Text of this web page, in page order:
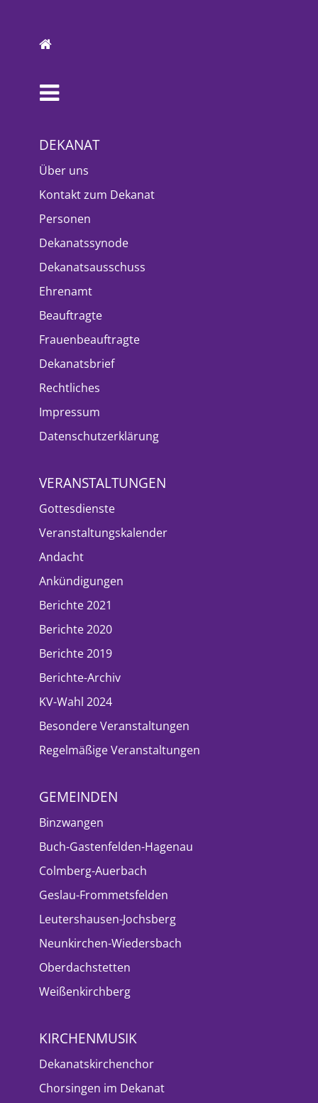
DEKANAT
Über uns
Kontakt zum Dekanat
Personen
Dekanatssynode
Dekanatsausschuss
Ehrenamt
Beauftragte
Frauenbeauftragte
Dekanatsbrief
Rechtliches
Impressum
Datenschutzerklärung
VERANSTALTUNGEN
Gottesdienste
Veranstaltungskalender
Andacht
Ankündigungen
Berichte 2021
Berichte 2020
Berichte 2019
Berichte-Archiv
KV-Wahl 2024
Besondere Veranstaltungen
Regelmäßige Veranstaltungen
GEMEINDEN
Binzwangen
Buch-Gastenfelden-Hagenau
Colmberg-Auerbach
Geslau-Frommetsfelden
Leutershausen-Jochsberg
Neunkirchen-Wiedersbach
Oberdachstetten
Weißenkirchberg
KIRCHENMUSIK
Dekanatskirchenchor
Chorsingen im Dekanat